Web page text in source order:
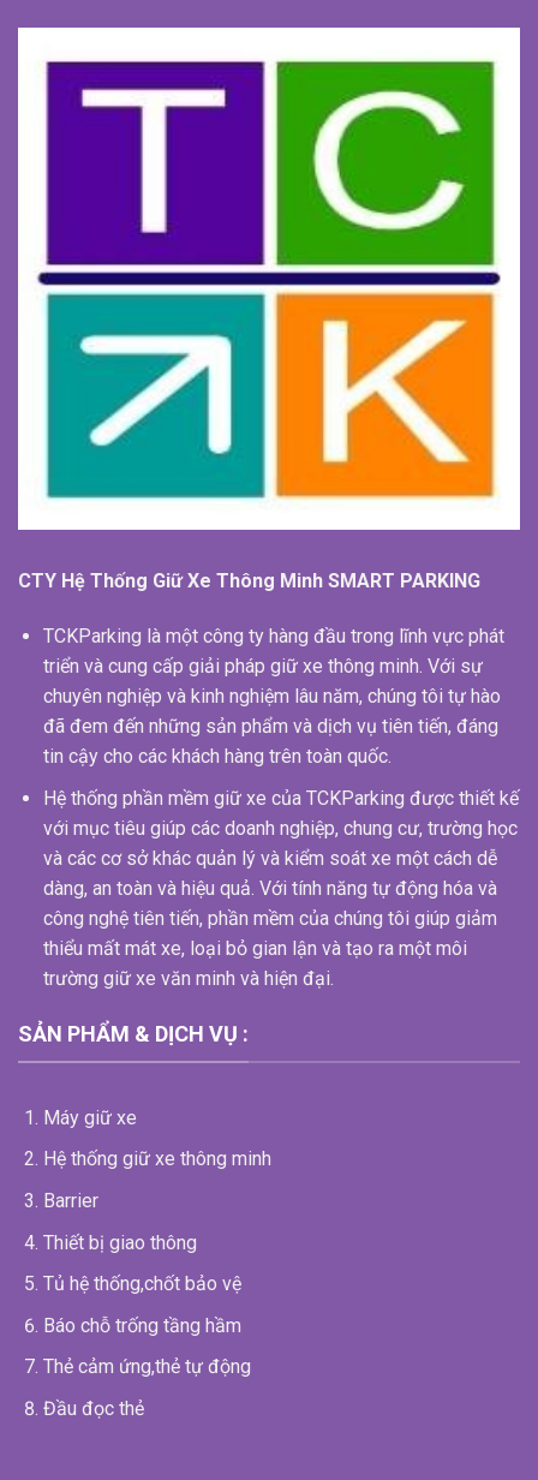
CTY Hệ Thống Giữ Xe Thông Minh SMART PARKING
TCKParking là một công ty hàng đầu trong lĩnh vực phát
triển và cung cấp giải pháp giữ xe thông minh. Với sự
chuyên nghiệp và kinh nghiệm lâu năm, chúng tôi tự hào
đã đem đến những sản phẩm và dịch vụ tiên tiến, đáng
tin cậy cho các khách hàng trên toàn quốc.
Hệ thống phần mềm giữ xe của TCKParking được thiết kế
với mục tiêu giúp các doanh nghiệp, chung cư, trường học
và các cơ sở khác quản lý và kiểm soát xe một cách dễ
dàng, an toàn và hiệu quả. Với tính năng tự động hóa và
công nghệ tiên tiến, phần mềm của chúng tôi giúp giảm
thiểu mất mát xe, loại bỏ gian lận và tạo ra một môi
trường giữ xe văn minh và hiện đại.
SẢN PHẨM & DỊCH VỤ :
Máy giữ xe
Hệ thống giữ xe thông minh
Barrier
Thiết bị giao thông
Tủ hệ thống,chốt bảo vệ
Báo chỗ trống tầng hầm
Thẻ cảm ứng,thẻ tự động
Đầu đọc thẻ